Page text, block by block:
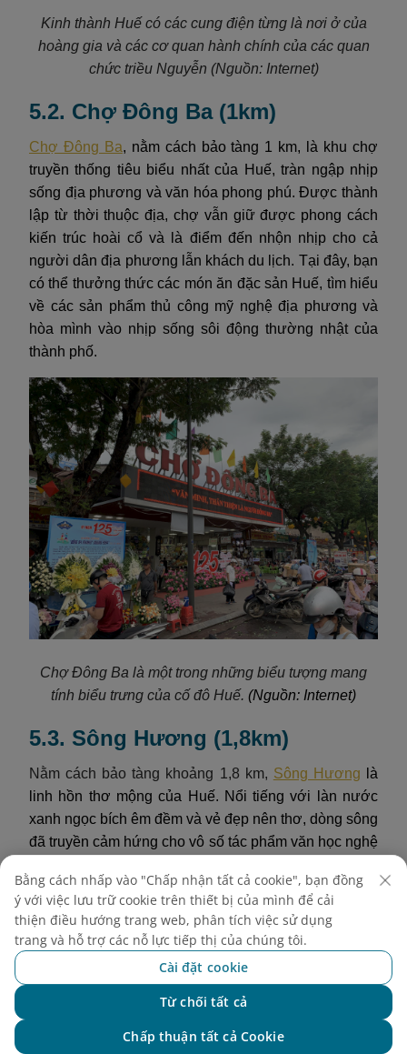
Kinh thành Huế có các cung điện từng là nơi ở của
hoàng gia và các cơ quan hành chính của các quan
chức triều Nguyễn (Nguồn: Internet)
5.2. Chợ Đông Ba (1km)
Chợ Đông Ba, nằm cách bảo tàng 1 km, là khu chợ
truyền thống tiêu biểu nhất của Huế, tràn ngập nhịp
sống địa phương và văn hóa phong phú. Được thành
lập từ thời thuộc địa, chợ vẫn giữ được phong cách
kiến trúc hoài cổ và là điểm đến nhộn nhịp cho cả
người dân địa phương lẫn khách du lịch. Tại đây, bạn
có thể thưởng thức các món ăn đặc sản Huế, tìm hiểu
về các sản phẩm thủ công mỹ nghệ địa phương và
hòa mình vào nhịp sống sôi động thường nhật của
thành phố.
Chợ Đông Ba là một trong những biểu tượng mang
tính biểu trưng của cố đô Huế. (Nguồn: Internet)
5.3. Sông Hương (1,8km)
Nằm cách bảo tàng khoảng 1,8 km, Sông Hương
là
linh hồn thơ mộng của Huế. Nổi tiếng với làn nước
xanh ngọc bích êm đềm và vẻ đẹp nên thơ, dòng sông
đã truyền cảm hứng cho vô số tác phẩm văn học nghệ
ngưỡng cảnh đẹp nên thơ, mà còn có thể thong thả
dạo thuyền, đặc biệt là vào buổi tối và thưởng thức
những làn điệu dân ca Huế truyền thống được biểu
diễn trực tiếp trên thuyền. Dòng sông còn dẫn đến
nhiều di tích tâm linh và lịch sử như Chùa Thiên Mụ
và Điện Hòn Chén, mang đến một trải nghiệm văn
Bằng cách nhấp vào "Chấp nhận tất cả cookie", bạn đồng
ý với việc lưu trữ cookie trên thiết bị của mình để cải
thiện điều hướng trang web, phân tích việc sử dụng
trang và hỗ trợ các nỗ lực tiếp thị của chúng tôi.
Cài đặt cookie
Từ chối tất cả
Chấp thuận tất cả Cookie